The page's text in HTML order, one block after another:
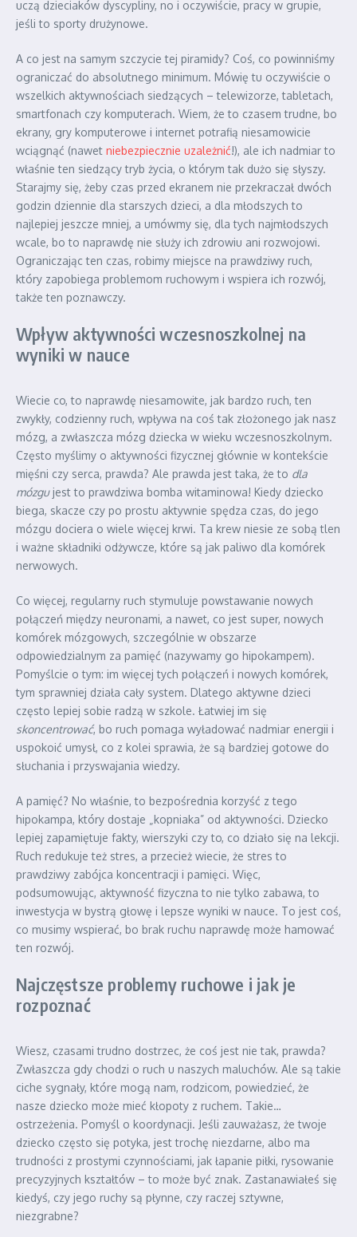
uczą dzieciaków dyscypliny, no i oczywiście, pracy w grupie,
jeśli to sporty drużynowe.
A co jest na samym szczycie tej piramidy? Coś, co powinniśmy
ograniczać do absolutnego minimum. Mówię tu oczywiście o
wszelkich aktywnościach siedzących – telewizorze, tabletach,
smartfonach czy komputerach. Wiem, że to czasem trudne, bo
ekrany, gry komputerowe i internet potrafią niesamowicie
wciągnąć (nawet niebezpiecznie uzależnić!), ale ich nadmiar to
właśnie ten siedzący tryb życia, o którym tak dużo się słyszy.
Starajmy się, żeby czas przed ekranem nie przekraczał dwóch
godzin dziennie dla starszych dzieci, a dla młodszych to
najlepiej jeszcze mniej, a umówmy się, dla tych najmłodszych
wcale, bo to naprawdę nie służy ich zdrowiu ani rozwojowi.
Ograniczając ten czas, robimy miejsce na prawdziwy ruch,
który zapobiega problemom ruchowym i wspiera ich rozwój,
także ten poznawczy.
Wpływ aktywności wczesnoszkolnej na
wyniki w nauce
Wiecie co, to naprawdę niesamowite, jak bardzo ruch, ten
zwykły, codzienny ruch, wpływa na coś tak złożonego jak nasz
mózg, a zwłaszcza mózg dziecka w wieku wczesnoszkolnym.
Często myślimy o aktywności fizycznej głównie w kontekście
mięśni czy serca, prawda? Ale prawda jest taka, że to dla
mózgujest to prawdziwa bomba witaminowa! Kiedy dziecko
biega, skacze czy po prostu aktywnie spędza czas, do jego
mózgu dociera o wiele więcej krwi. Ta krew niesie ze sobą tlen
i ważne składniki odżywcze, które są jak paliwo dla komórek
nerwowych.
Co więcej, regularny ruch stymuluje powstawanie nowych
połączeń między neuronami, a nawet, co jest super, nowych
komórek mózgowych, szczególnie w obszarze
odpowiedzialnym za pamięć (nazywamy go hipokampem).
Pomyślcie o tym: im więcej tych połączeń i nowych komórek,
tym sprawniej działa cały system. Dlatego aktywne dzieci
często lepiej sobie radzą w szkole. Łatwiej im się
skoncentrować, bo ruch pomaga wyładować nadmiar energii i
uspokoić umysł, co z kolei sprawia, że są bardziej gotowe do
słuchania i przyswajania wiedzy.
A pamięć? No właśnie, to bezpośrednia korzyść z tego
hipokampa, który dostaje „kopniaka” od aktywności. Dziecko
lepiej zapamiętuje fakty, wierszyki czy to, co działo się na lekcji.
Ruch redukuje też stres, a przecież wiecie, że stres to
prawdziwy zabójca koncentracji i pamięci. Więc,
podsumowując, aktywność fizyczna to nie tylko zabawa, to
inwestycja w bystrą głowę i lepsze wyniki w nauce. To jest coś,
co musimy wspierać, bo brak ruchu naprawdę może hamować
ten rozwój.
Najczęstsze problemy ruchowe i jak je
rozpoznać
Wiesz, czasami trudno dostrzec, że coś jest nie tak, prawda?
Zwłaszcza gdy chodzi o ruch u naszych maluchów. Ale są takie
ciche sygnały, które mogą nam, rodzicom, powiedzieć, że
nasze dziecko może mieć kłopoty z ruchem. Takie…
ostrzeżenia. Pomyśl o koordynacji. Jeśli zauważasz, że twoje
dziecko często się potyka, jest trochę niezdarne, albo ma
trudności z prostymi czynnościami, jak łapanie piłki, rysowanie
precyzyjnych kształtów – to może być znak. Zastanawiałeś się
kiedyś, czy jego ruchy są płynne, czy raczej sztywne,
niezgrabne?